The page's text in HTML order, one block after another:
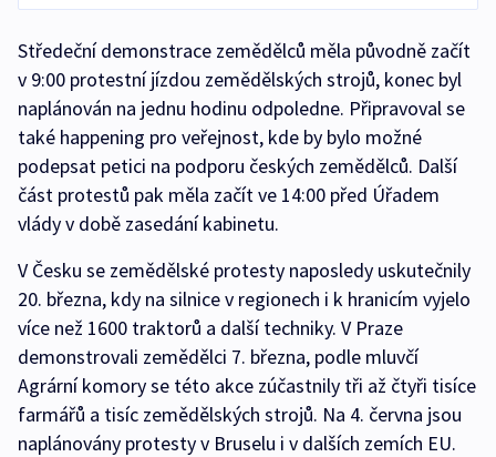
Středeční demonstrace zemědělců měla původně začít
v 9:00 protestní jízdou zemědělských strojů, konec byl
naplánován na jednu hodinu odpoledne. Připravoval se
také happening pro veřejnost, kde by bylo možné
podepsat petici na podporu českých zemědělců. Další
část protestů pak měla začít ve 14:00 před Úřadem
vlády v době zasedání kabinetu.
V Česku se zemědělské protesty naposledy uskutečnily
20. března, kdy na silnice v regionech i k hranicím vyjelo
více než 1600 traktorů a další techniky. V Praze
demonstrovali zemědělci 7. března, podle mluvčí
Agrární komory se této akce zúčastnily tři až čtyři tisíce
farmářů a tisíc zemědělských strojů. Na 4. června jsou
naplánovány protesty v Bruselu i v dalších zemích EU.